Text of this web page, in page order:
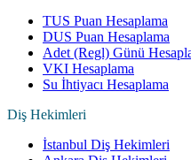
TUS Puan Hesaplama
DUS Puan Hesaplama
Adet (Regl) Günü
VKI Hesaplama
Su İhtiyacı Hesaplama
Diş Hekimleri
İstanbul Diş Hekimleri